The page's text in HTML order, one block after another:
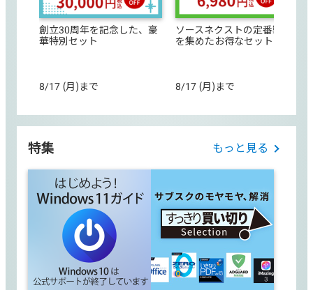
創立30周年を記念した、豪
華特別セット
8/17 (月)まで
ソースネクストの定番製品
を集めたお得なセット
8/17 (月)まで
特集 もっと見る